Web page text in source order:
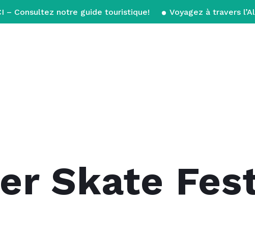
– Consultez notre guide touristique! Voyagez à travers
Skate